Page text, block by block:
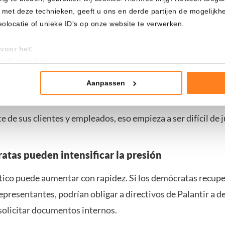
deze technieken, geeft u ons en derde partijen de
of unieke ID's op onze website te verwerken.
het:
te geven om deze technieken te gebruiken voor
het maken van bezwaar tegen bedrijven die
Aanpassen
de Palantir, en el gráfico. Fuente: TradingView
es que Palantir se percibe cada vez más como “la
de Trump”. Su consejero delegado, Alex Karp, no ha
y habla abiertamente del papel de la compañía en la
de sus clientes y empleados, eso empieza a ser difícil de
pueden intensificar la presión
puede aumentar con rapidez. Si los demócratas
podrían obligar a directivos de Palantir a
documentos internos.